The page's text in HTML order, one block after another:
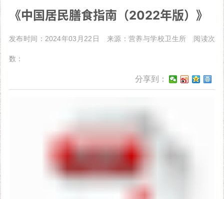
《中国居民膳食指南（2022年版）》
发布时间：2024年03月22日 来源：营养与学校卫生所 阅读次
数：
分享到：